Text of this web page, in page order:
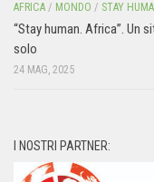
AFRICA / MONDO / STAY
“Stay human. Africa”. Un
solo
24 MAG, 2025
I NOSTRI PARTNER: